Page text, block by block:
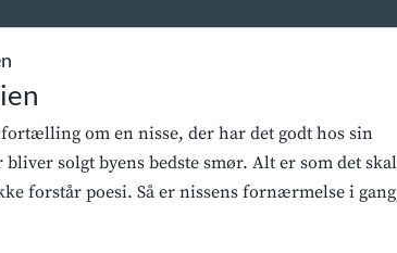
om en nisse, der har det godt hos sin
solgt byens bedste smør. Alt er som det
forstår poesi. Så er nissens fornærmelse i